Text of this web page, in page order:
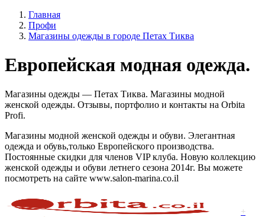
Главная
Профи
Магазины одежды в городе Петах Тиква
Европейская модная одежда.
Магазины одежды — Петах Тиква. Магазины модной
женской одежды. Отзывы, портфолио и контакты на Orbita
Profi.
Магазины модной женской одежды и обуви. Элегантная
одежда и обувь,только Европейского производства.
Постоянные скидки для членов VIP клуба. Новую коллекцию
женской одежды и обуви летнего сезона 2014г. Вы можете
посмотреть на сайте www.salon-marina.co.il
+